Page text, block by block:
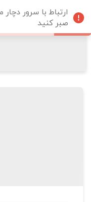
ارتباط با سرور
صبر کنید